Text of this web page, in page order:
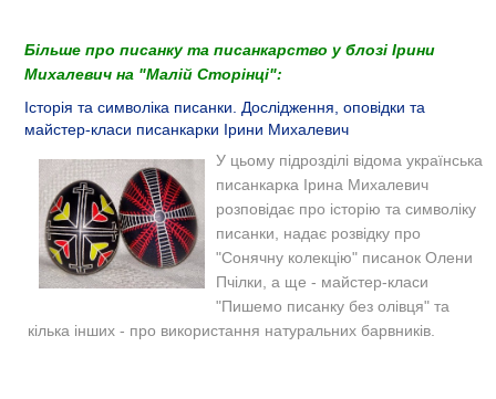
Більше про писанку та писанкарство у блозі Ірини
Михалевич на "Малій Сторінці":
Історія та символіка писанки. Дослідження, оповідки та
майстер-класи писанкарки Ірини Михалевич
У цьому підрозділі відома українська
писанкарка Ірина Михалевич
розповідає про історію та символіку
писанки, надає розвідку про
"Сонячну колекцію" писанок Олени
Пчілки, а ще - майстер-класи
"Пишемо писанку без олівця" та
кілька інших - про використання натуральних барвників.